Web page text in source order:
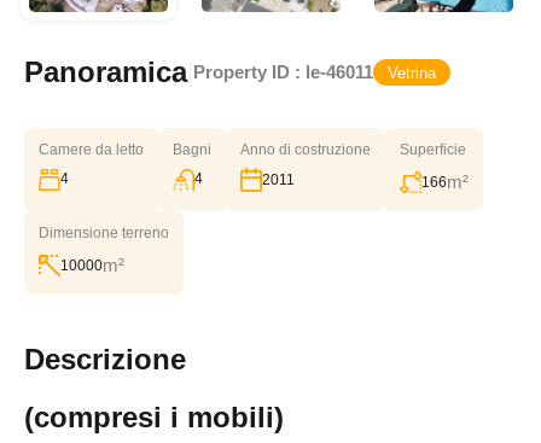
Panoramica Property ID : le-46011 Vetrina
Camere da letto
4
Bagni
4
Anno di costruzione
2011
Superficie
166m²
Dimensione terreno
10000m²
Descrizione
(compresi i mobili)